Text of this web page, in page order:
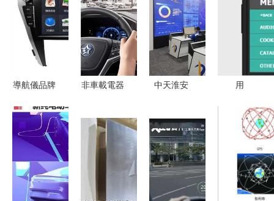
升級
車導航開發
商
Apostera，
深化智能出
行布局
別與批量價
格對比分析
導航儀品牌
薦 什么牌
子的導航儀
好用？導航
開發新趨勢
非車載電器
明書不能啟
動相關智能
風險科普
中天淮安
勢，匠心打
造智能工廠
新標桿
用
CSS3和
jQuery開發
響應式多菜
單導航
（Responsive